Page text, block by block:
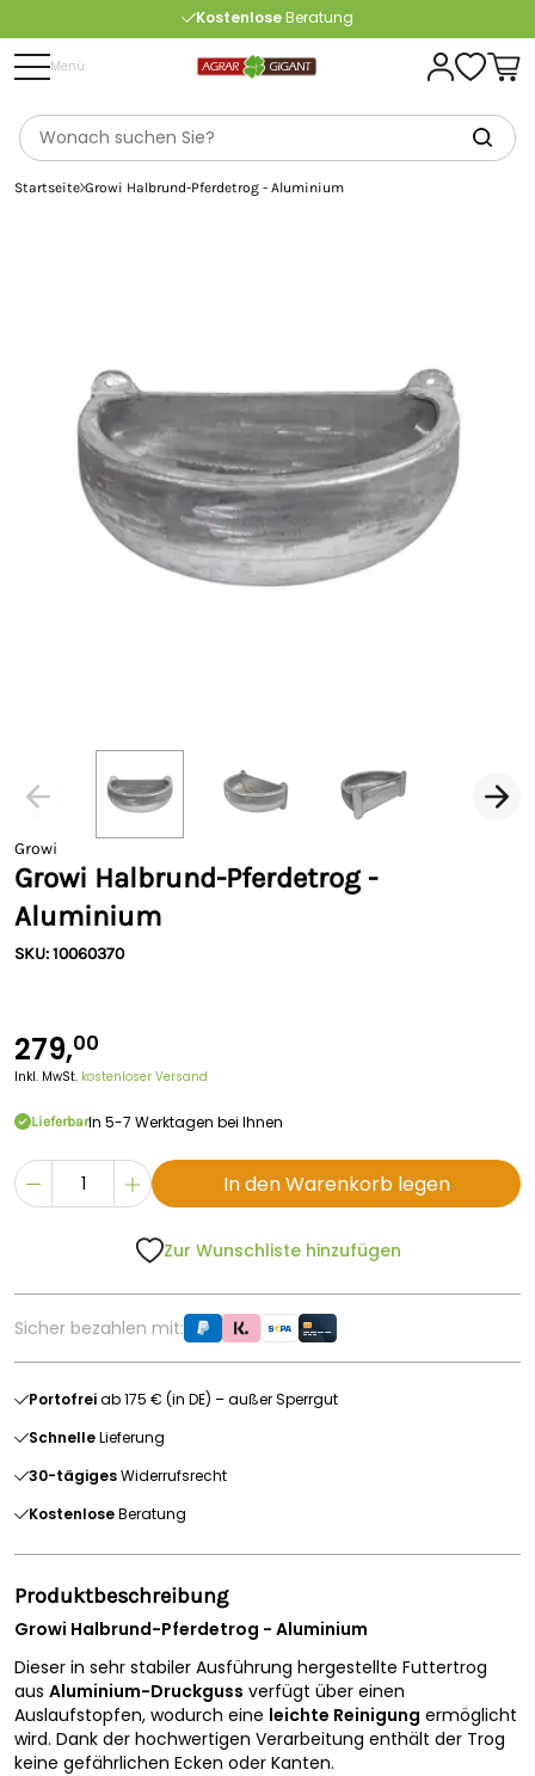
KostenloseBeratung
ab 175 € (in DE) – außer Sperrgut
Menü
Startseite Growi Halbrund-Pferdetrog - Aluminium
Growi
Growi Halbrund-Pferdetrog -
Aluminium
SKU: 10060370
279,00
Inkl. MwSt. kostenloser Versand
LieferbarIn 5-7 Werktagen bei Ihnen
In den Warenkorb legen
Zur Wunschliste hinzufügen
Sicher bezahlen mit:
Portofreiab 175 € (in DE) – außer Sperrgut
SchnelleLieferung
30-tägigesWiderrufsrecht
KostenloseBeratung
Produktbeschreibung
Growi Halbrund-Pferdetrog - Aluminium
Dieser in sehr stabiler Ausführung hergestellte Futtertrog
aus Aluminium-Druckguss verfügt über einen
Auslaufstopfen, wodurch eine leichte Reinigung ermöglicht
wird. Dank der hochwertigen Verarbeitung enthält der Trog
keine gefährlichen Ecken oder Kanten.